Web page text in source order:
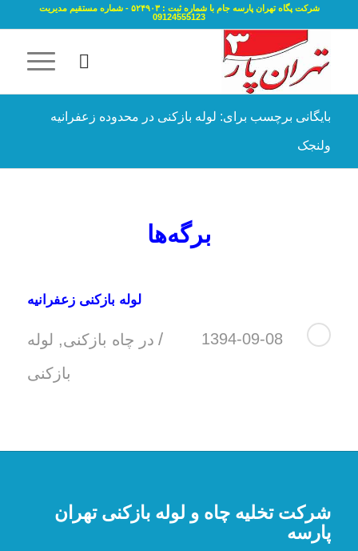
شرکت پگاه تهران پارسه جام با شماره ثبت : ۵۲۴۹۰۳ - شماره مستقیم مدیریت
09124555123
بایگانی برچسب برای: لوله بازکنی در محدوده زعفرانیه
ولنجک
برگه‌ها
لوله بازکنی زعفرانیه
1394-09-08
/ در چاه بازکنی, لوله
بازکنی
شرکت تخلیه چاه و لوله بازکنی تهران
پارسه